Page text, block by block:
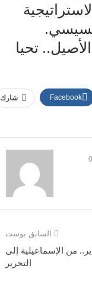
تحيا
شارك Facebook
0
السابق بوست
أبو خضرة يكتب | 25 يناير.. من الإسماعيلية إلى
التحرير